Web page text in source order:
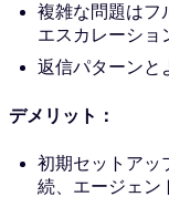
複雑な問題はフ
エスカレーショ
返信パターンと
デメリット：
初期セットアッ
続、エージェン